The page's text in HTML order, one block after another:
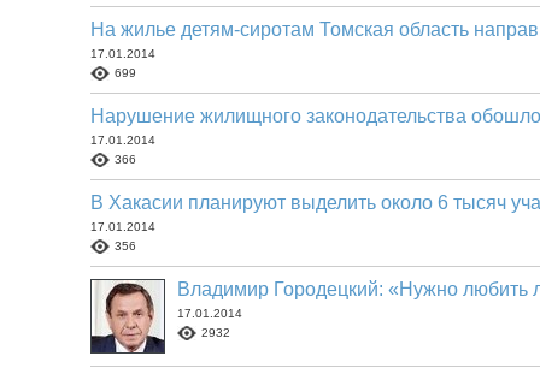
На жилье детям-сиротам Томская область
17.01.2014
699
Нарушение жилищного законодательства
17.01.2014
366
В Хакасии планируют выделить около 6 тысяч
17.01.2014
356
Владимир Городецкий: «Нужно любить
17.01.2014
2932